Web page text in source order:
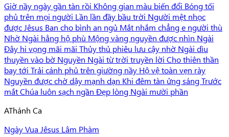
Giờ nầy ngày gần tàn rồi Không gian màu biến đổi Bóng tối
phủ trên mọi người Lần lần đầy bầu trời Người mệt nhọc
được Jêsus Ban cho bình an ngủ Mắt nhắm chẳng e người thù
Nhờ Ngài hằng hộ phù Mộng vàng nguyền được nhìn Ngài
Đây hi vọng mãi mãi Thủy thủ phiêu lưu cậy nhờ Ngài dìu
thuyền vào bờ Nguyền Ngài từ trời truyền lời Cho thiên thần
bay tới Trải cánh phủ trên giường nầy Hộ vệ toàn vẹn rày
Nguyền được chờ dậy mạnh dạn Khi đêm tàn ửng sáng Trước
mắt Chúa luôn sạch ngần Đẹp lòng Ngài mười phần
AThánh Ca
Ngày Vua Jêsus Lâm Phàm